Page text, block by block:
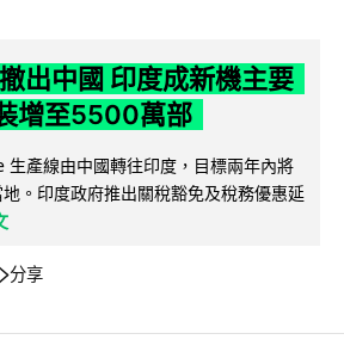
出中國 印度成新機主要
增至5500萬部
產線由中國轉往印度，目標兩年內將
。印度政府推出關稅豁免及稅務優惠延
分享